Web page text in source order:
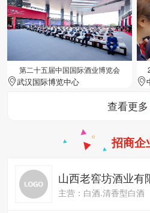
第二十五届中国国际酒业博览会
武汉国际博览中心
查看更多
招商企
山西老窖坊酒业有
主营：白酒.清香型白酒